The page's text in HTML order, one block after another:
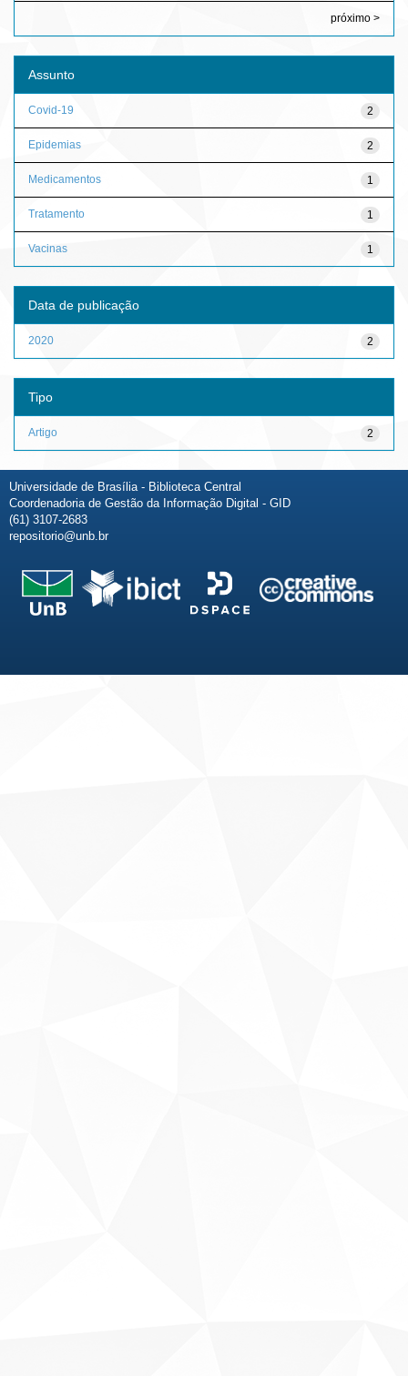
próximo >
Assunto
2
Covid-19
2
Epidemias
1
Medicamentos
1
Tratamento
1
Vacinas
Data de publicação
2
2020
Tipo
2
Artigo
Universidade de Brasília - Biblioteca Central
Coordenadoria de Gestão da Informação Digital - GID
(61) 3107-2683
repositorio@unb.br